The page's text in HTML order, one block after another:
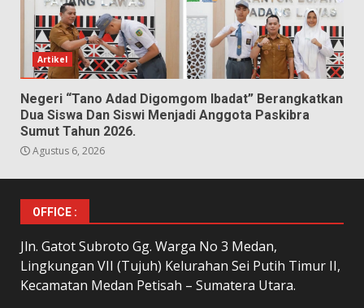
Artikel
Negeri “Tano Adad Digomgom Ibadat” Berangkatkan
Dua Siswa Dan Siswi Menjadi Anggota Paskibra
Sumut Tahun 2026.
Agustus 6, 2026
OFFICE :
Jln. Gatot Subroto Gg. Warga No 3 Medan,
Lingkungan VII (Tujuh) Kelurahan Sei Putih Timur II,
Kecamatan Medan Petisah – Sumatera Utara.